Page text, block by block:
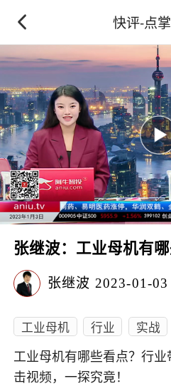
快评-点
张继波：工业母机有哪
张继波 2023-01-03
工业母机 行业 实战
工业母机有哪些看点？行
击视频，一探究竟！